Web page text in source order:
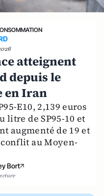
atteignent
depuis le
en Iran
E10, 2,139 euros
litre de SP95-10 et
augmenté de 19 et
au Moyen-
Bort